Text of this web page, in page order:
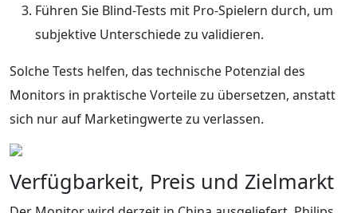
Führen Sie Blind-Tests mit Pro-Spielern durch, um
subjektive Unterschiede zu validieren.
Solche Tests helfen, das technische Potenzial des
Monitors in praktische Vorteile zu übersetzen, anstatt
sich nur auf Marketingwerte zu verlassen.
Verfügbarkeit, Preis und Zielmarkt